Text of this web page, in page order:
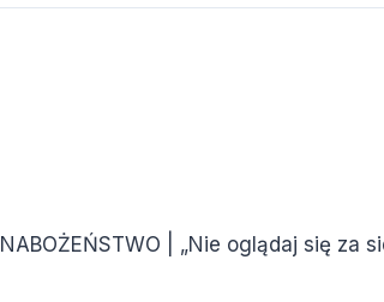
NABOŻEŃSTWO | „Nie oglądaj się za